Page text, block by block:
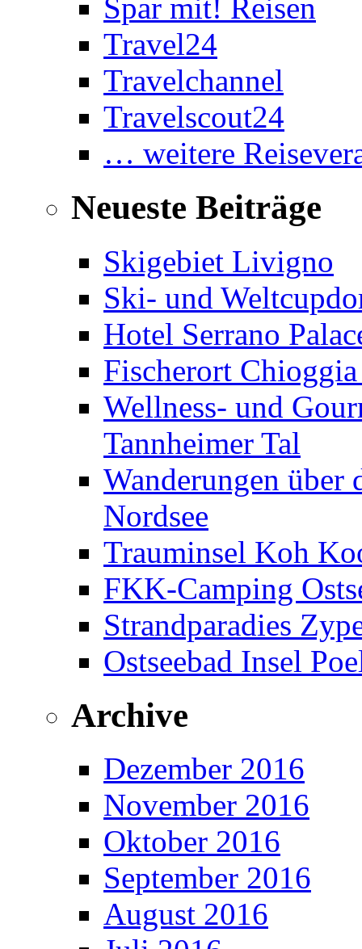
Spar mit! Reisen
Travel24
Travelchannel
Travelscout24
… weitere
Neueste Beiträge
Skigebiet Livigno
Ski- und
Hotel Serrano
Fischerort
Wellness- und
Tannheimer Tal
Wanderungen über
Nordsee
Trauminsel Koh
FKK-Camping
Strandparadies
Ostseebad Insel
Archive
Dezember 2016
November 2016
Oktober 2016
September 2016
August 2016